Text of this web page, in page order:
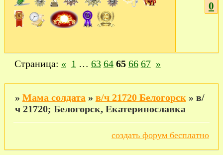
0
Страница: « 1 … 63 64 65 66 67 »
» Мама солдата » в/ч 21720 Белогорск » в/
ч 21720; Белогорск, Екатеринославка
создать форум бесплатно